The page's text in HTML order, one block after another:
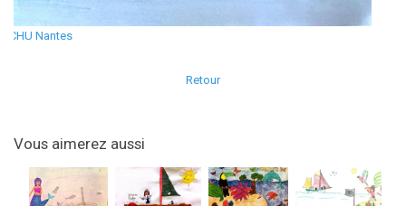
CHU Nantes
Retour
Vous aimerez aussi